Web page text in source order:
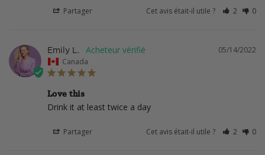
Partager Cet avis était-il utile ? 2 0
05/14/2022
Emily L.
Canada
Love this
Drink it at least twice a day
Partager Cet avis était-il utile ? 2 0